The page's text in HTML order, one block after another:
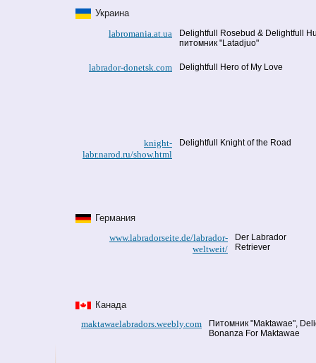
Украина
labromania.at.ua
Delightfull Rosebud & Delightfull
питомник "Latadjuo"
labrador-donetsk.com Delightfull Hero of My Love
knight-
labr.narod.ru/show.html
Delightfull Knight of the Road
Германия
www.labradorseite.de/labrador-
weltweit/
Der Labrador
Retriever
Канада
maktawaelabradors.weebly.com
Питомник "Maktawae",
Bonanza For Maktawae